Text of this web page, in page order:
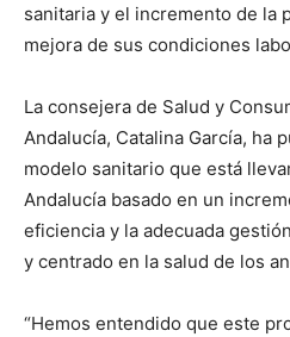
sanitaria y el incremento de la
mejora de sus condiciones
La consejera de Salud y
Andalucía, Catalina García, ha
modelo sanitario que está
Andalucía basado en un
eficiencia y la adecuada
y centrado en la salud de los
“Hemos entendido que este